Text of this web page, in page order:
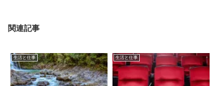
関連記事
生活と仕事 生活と仕事